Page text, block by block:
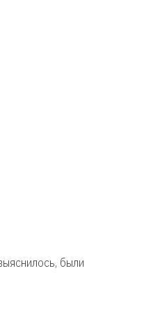
были